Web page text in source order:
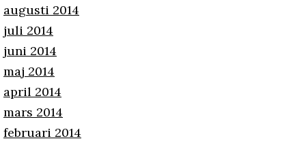
augusti 2014
juli 2014
juni 2014
maj 2014
april 2014
mars 2014
februari 2014